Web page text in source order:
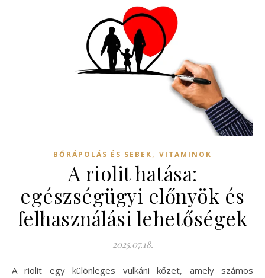
BŐRÁPOLÁS ÉS SEBEK, VITAMINOK
A riolit hatása:
egészségügyi előnyök és
felhasználási lehetőségek
2025.07.18.
A riolit egy különleges vulkáni kőzet, amely számos